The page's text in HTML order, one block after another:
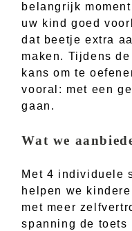
huiswerk
begeleiding
training
contact
belangrijk
uw kind goed
dat beetje extra
maken. Tijdens
kans om te
vooral: met een
gaan.
Wat we
Met 4 individuele
helpen we
met meer
spanning de toets